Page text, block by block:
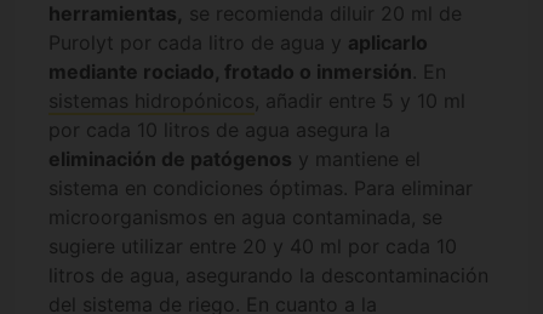
herramientas, se recomienda diluir 20 ml de
Purolyt por cada litro de agua y aplicarlo
mediante rociado, frotado o inmersión. En
sistemas hidropónicos, añadir entre 5 y 10 ml
por cada 10 litros de agua asegura la
eliminación de patógenos y mantiene el
sistema en condiciones óptimas. Para eliminar
microorganismos en agua contaminada, se
sugiere utilizar entre 20 y 40 ml por cada 10
litros de agua, asegurando la descontaminación
del sistema de riego . En cuanto a la